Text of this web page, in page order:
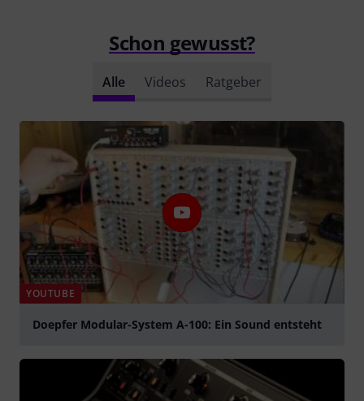
Schon gewusst?
Alle Videos Ratgeber
YOUTUBE
Doepfer Modular-System A-100: Ein Sound entsteht